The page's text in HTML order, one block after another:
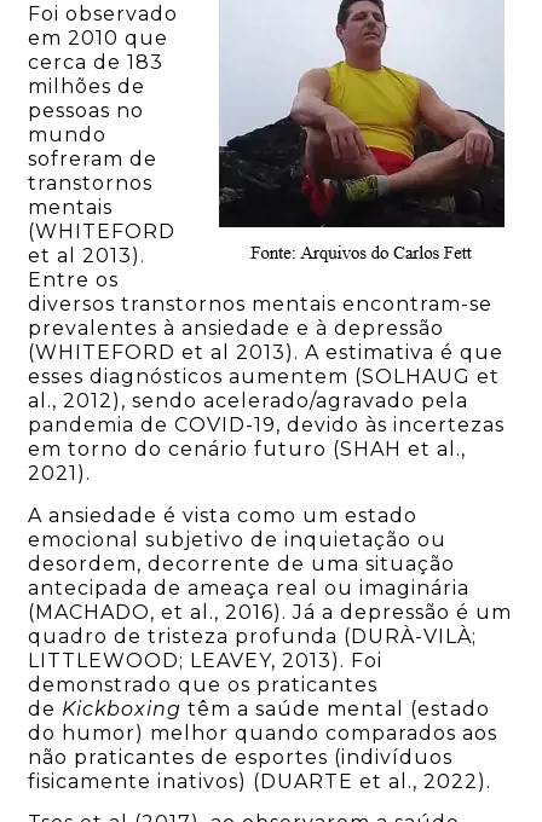
Foi observado
em 2010 que
cerca de 183
milhões de
pessoas no
mundo
sofreram de
transtornos
mentais
(WHITEFORD
et al 2013).
Entre os
diversos transtornos mentais encontram-se
prevalentes à ansiedade e à depressão
(WHITEFORD et al 2013). A estimativa é que
esses diagnósticos aumentem (SOLHAUG et
al., 2012), sendo acelerado/agravado pela
pandemia de COVID-19, devido às incertezas
em torno do cenário futuro (SHAH et al.,
2021).
A ansiedade é vista como um estado
emocional subjetivo de inquietação ou
desordem, decorrente de uma situação
antecipada de ameaça real ou imaginária
(MACHADO, et al., 2016). Já a depressão é um
quadro de tristeza profunda (DURÀ-VILÀ;
LITTLEWOOD; LEAVEY, 2013). Foi
demonstrado que os praticantes
de Kickboxing têm a saúde mental (estado
do humor) melhor quando comparados aos
não praticantes de esportes (indivíduos
fisicamente inativos) (DUARTE et al., 2022).